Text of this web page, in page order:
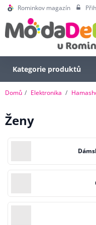
Rominkov magazín
Kategorie produktů
Domů Elektronika
Ženy